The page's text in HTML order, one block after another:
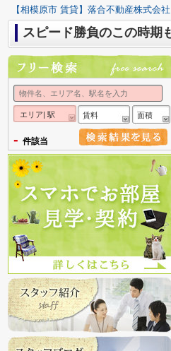
【相模原市 賃貸】落合不動産株式会社
スピード勝負のこの時期
エリア| 駅 賃料 面積
- 件該当